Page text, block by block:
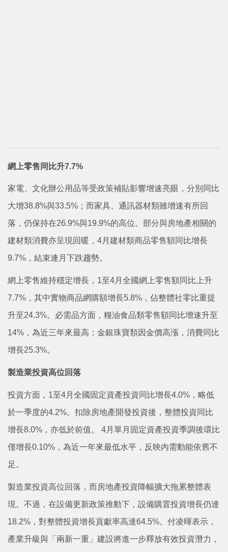
網上零售同比升7.7%
家電、文化辦公用品等受政策補貼影響增速亮眼，分別同比
大增38.8%與33.5%；而家具、通訊器材類雖增速有所回
落，仍保持在26.9%與19.9%的高位。部分與房地產相關的
建材類消費亦呈現回暖，4月建材類商品零售額同比增長
9.7%，結束連月下跌趨勢。
網上零售維持穩定增長，1至4月全國網上零售額同比上升
7.7%，其中實物商品網購額增長5.8%，佔整體社零比重提
升至24.3%。必需品方面，糧油食品類零售額同比增速升至
14%，為近三年來最高；金銀珠寶類因金價高漲，消費同比
增長25.3%。
製造業投資高位回落
投資方面，1至4月全國固定資產投資同比增長4.0%，略低
於一季度的4.2%。扣除房地產開發投資後，整體投資同比
增長8.0%，亦低於前值。 4月單月固定資產投資季調後環比
僅增長0.10%，為近一年來最低水平，反映內需動能依舊不
足。
製造業投資高位回落，而房地產投資降幅擴大拖累整體表
現。不過，在設備更新政策推動下，設備購置投資增長仍達
18.2%，對整體投資增長貢獻率高達64.5%。付凌暉表示，
產業升級與「兩新一重」建設將進一步釋放有效投資潛力，